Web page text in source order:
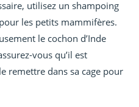
utilisez un shampoing
les petits mammifères.
le cochon d’Inde
vous qu’il est
remettre dans sa cage pour